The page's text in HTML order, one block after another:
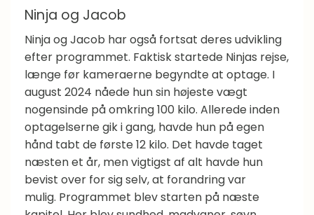
Ninja og Jacob
Ninja og Jacob har også fortsat deres udvikling
efter programmet. Faktisk startede Ninjas rejse,
længe før kameraerne begyndte at optage. I
august 2024 nåede hun sin højeste vægt
nogensinde på omkring 100 kilo. Allerede inden
optagelserne gik i gang, havde hun på egen
hånd tabt de første 12 kilo. Det havde taget
næsten et år, men vigtigst af alt havde hun
bevist over for sig selv, at forandring var
mulig. Programmet blev starten på næste